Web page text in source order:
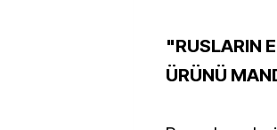
"RUSLARIN
ÜRÜNÜ